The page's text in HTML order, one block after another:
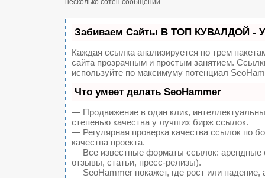
Забиваем Сайты В ТОП КУВАЛДОЙ -
Каждая ссылка анализируется по трем
сайта прозрачным и простым занятием.
используйте по максимуму потенциал
Что умеет делать SeoHammer
— Продвижение в один клик,
степенью качества у лучших бирж ссылок.
— Регулярная проверка качества ссылок по
качества проекта.
— Все известные форматы ссылок: арендные
отзывы, статьи, пресс-релизы).
— SeoHammer покажет, где рост или